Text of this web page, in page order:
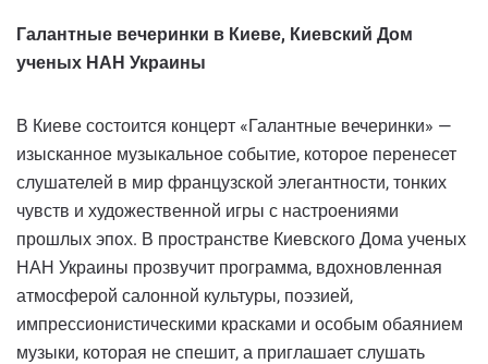
Галантные вечеринки в Киеве, Киевский Дом
ученых НАН Украины
В Киеве состоится концерт «Галантные вечеринки» —
изысканное музыкальное событие, которое перенесет
слушателей в мир французской элегантности, тонких
чувств и художественной игры с настроениями
прошлых эпох. В пространстве Киевского Дома ученых
НАН Украины прозвучит программа, вдохновленная
атмосферой салонной культуры, поэзией,
импрессионистическими красками и особым обаянием
музыки, которая не спешит, а приглашает слушать